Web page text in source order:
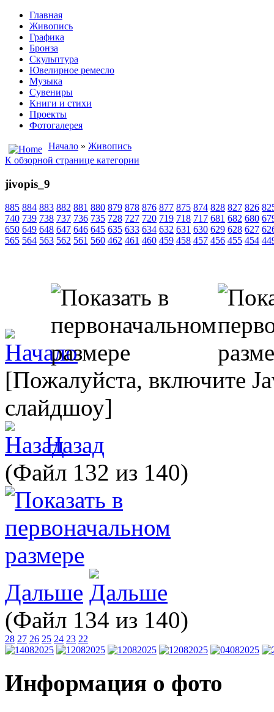
Главная
Живопись
Графика
Бронза
Скульптура
Ювелирное ремесло
Музыка
Сувениры
Книги и стихи
Проекты
Фотогалерея
Начало » Живопись
К обзорной странице категории
jivopis_9
885 884 883 882 881 880 879 878 876 877 875 874 828 827 826
740 739 738 737 736 735 728 727 720 719 718 717 681 682 680
650 649 648 647 646 645 635 633 634 632 631 630 629 628 627
565 564 563 562 561 560 462 461 460 459 458 457 456 455 454
[Пожалуйста, включите
слайдшоу]
Назад
(Файл 132 из 140)
Дальше
(Файл 134 из 140)
28 27 26 25 24 23 22
Информация о фото